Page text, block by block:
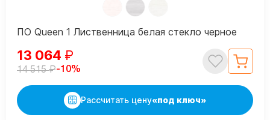
ПО Queen 1 Лиственница белая стекло черное
13 064 ₽
14 515₽-10%
Рассчитать цену«под ключ»